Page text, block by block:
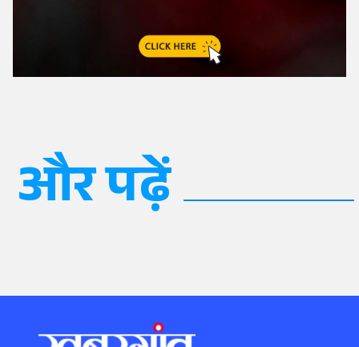
और पढ़ें